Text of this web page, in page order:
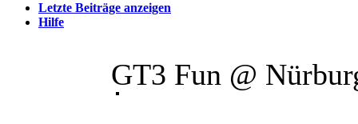
Letzte Beiträge anzeigen
Hilfe
GT3 Fun @